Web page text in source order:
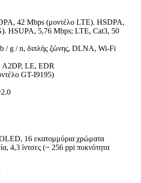
42 Mbps (μοντέλο LTE). HSDPA,
HSUPA, 5,76 Mbps; LTE, Cat3, 50
/ g / n, διπλής ζώνης, DLNA, Wi-Fi
A2DP, LE, EDR
GT-I9195)
16 εκατομμύρια χρώματα
4,3 ίντσες (~ 256 ppi πυκνότητα